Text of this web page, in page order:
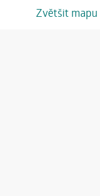
Zvětšit mapu